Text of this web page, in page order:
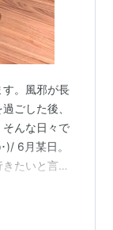
。風邪が長
ごした後、
んな日々で
6月某日。
たいと言う
…★★★★★
ロが鎮座し